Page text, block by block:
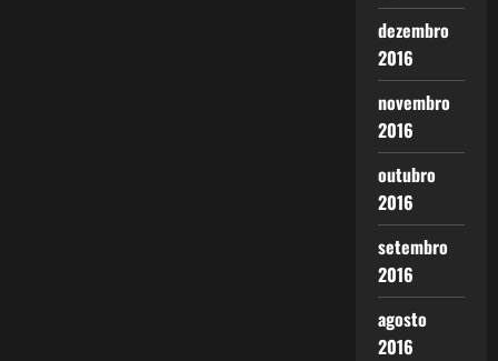
dezembro
2016
novembro
2016
outubro
2016
setembro
2016
agosto
2016